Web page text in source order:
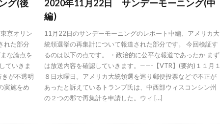
グ(後
京オリン
れた部分
な論点を
ていきま
が不透明
実施をめ
2020年11月22日 サンデーモーニング(中
編)
11月22日のサンデーモーニングのレポート中編、アメリカ大
統領選挙の再集計について報道された部分です。 今回検証す
るのは以下の点です。 ・政治的に公平な報道であったか まず
は放送内容を確認していきます。——-【VTR】(要約)１１月１
８日水曜日。アメリカ大統領選を巡り郵便投票などで不正が
あったと訴えているトランプ氏は、中西部ウィスコンシン州
の２つの郡で再集計を申請した。ウィ […]